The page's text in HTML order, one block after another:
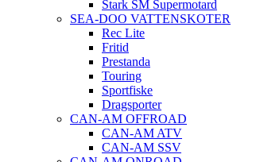
Stark SM Supermotard
SEA-DOO VATTENSKOTER
Rec Lite
Fritid
Prestanda
Touring
Sportfiske
Dragsporter
CAN-AM OFFROAD
CAN-AM ATV
CAN-AM SSV